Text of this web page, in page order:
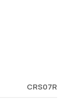
CRS07R